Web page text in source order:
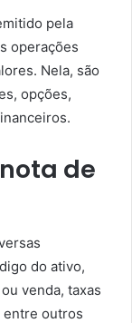
pela
operações
Nela, são
opções,
de
do ativo,
venda, taxas
entre outros